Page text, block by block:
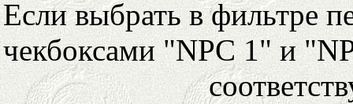
Если выбрать в фильтре
чекбоксами "NPC 1" и